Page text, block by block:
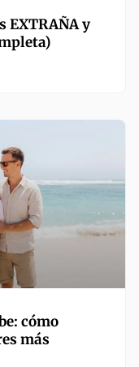
EXTRAÑA y
cómo
más